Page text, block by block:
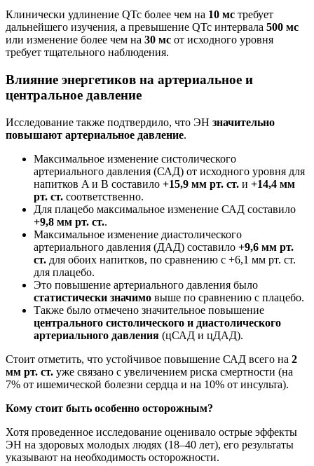
Клинически удлинение QTc более чем на 10 мс требует
дальнейшего изучения, а превышение QTc интервала 500 мс
или изменение более чем на 30 мс от исходного уровня
требует тщательного наблюдения.
Влияние энергетиков на артериальное и
центральное давление
Исследование также подтвердило, что ЭН значительно
повышают артериальное давление.
Максимальное изменение систолического
артериального давления (САД) от исходного уровня для
напитков A и B составило +15,9 мм рт. ст. и +14,4 мм
рт. ст. соответственно.
Для плацебо максимальное изменение САД составило
+9,8 мм рт. ст..
Максимальное изменение диастолического
артериального давления (ДАД) составило +9,6 мм рт.
ст. для обоих напитков, по сравнению с +6,1 мм рт. ст.
для плацебо.
Это повышение артериального давления было
статистически значимо выше по сравнению с плацебо.
Также было отмечено значительное повышение
центрального систолического и диастолического
артериального давления (цСАД и цДАД).
Стоит отметить, что устойчивое повышение САД всего на 2
мм рт. ст. уже связано с увеличением риска смертности (на
7% от ишемической болезни сердца и на 10% от инсульта).
Кому стоит быть особенно осторожным?
Хотя проведенное исследование оценивало острые эффекты
ЭН на здоровых молодых людях (18–40 лет), его результаты
указывают на необходимость осторожности.